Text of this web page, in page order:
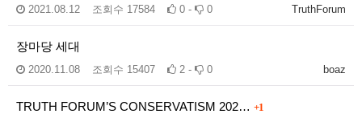
TruthForum
2021.08.12 조회수 17584 0 - 0
장마당 세대
boaz
2020.11.08 조회수 15407 2 - 0
TRUTH FORUM’S CONSERVATISM 202… +1